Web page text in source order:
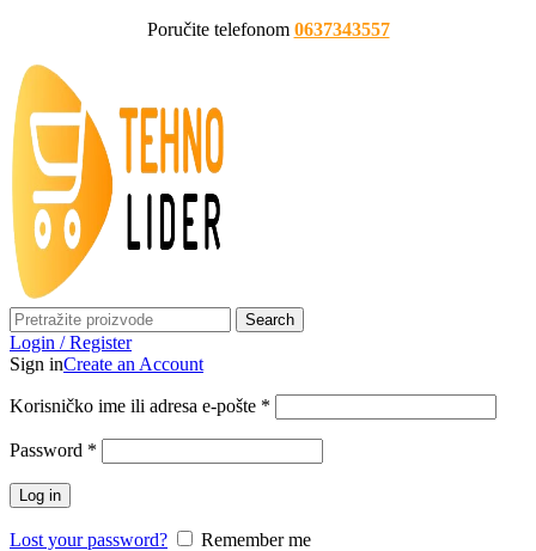
Poručite telefonom 0637343557
Search
Login / Register
Sign inCreate an Account
Korisničko ime ili adresa e-pošte *
Password *
Log in
Lost your password?
Remember me